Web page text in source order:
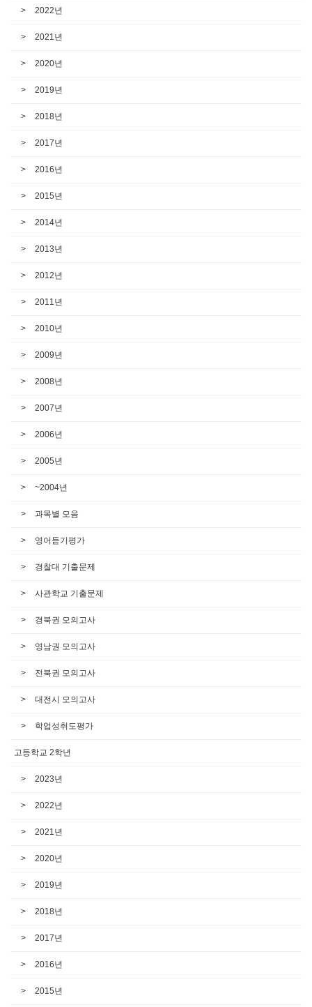
2022년
2021년
2020년
2019년
2018년
2017년
2016년
2015년
2014년
2013년
2012년
2011년
2010년
2009년
2008년
2007년
2006년
2005년
~2004년
과목별 모음
영어듣기평가
경찰대 기출문제
사관학교 기출문제
경북권 모의고사
영남권 모의고사
전북권 모의고사
대전시 모의고사
학업성취도평가
고등학교 2학년
2023년
2022년
2021년
2020년
2019년
2018년
2017년
2016년
2015년